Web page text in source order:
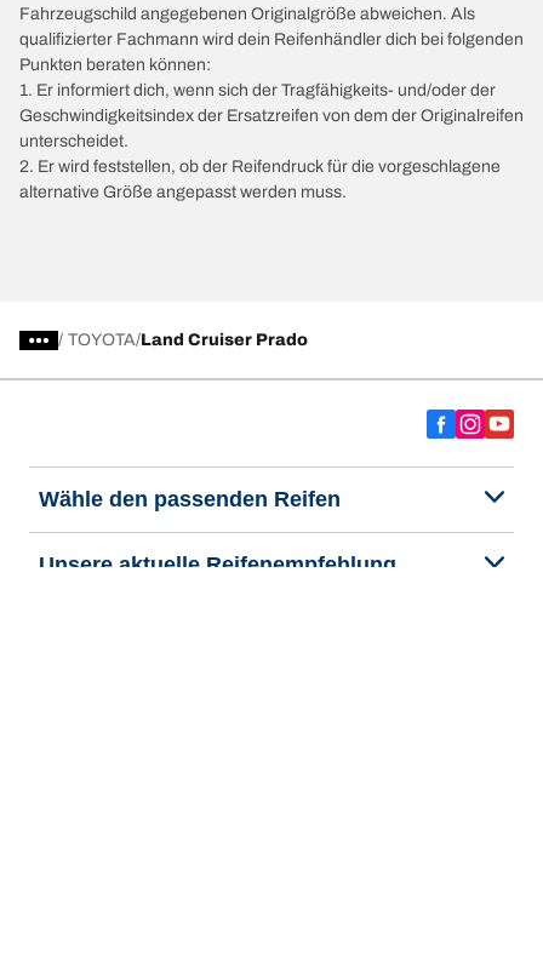
Fahrzeugschild angegebenen Originalgröße abweichen. Als
qualifizierter Fachmann wird dein Reifenhändler dich bei folgenden
Punkten beraten können:
1. Er informiert dich, wenn sich der Tragfähigkeits- und/oder der
Geschwindigkeitsindex der Ersatzreifen von dem der Originalreifen
unterscheidet.
2. Er wird feststellen, ob der Reifendruck für die vorgeschlagene
alternative Größe angepasst werden muss.
/ TOYOTA Land Cruiser Prado
Wähle den passenden Reifen
Unsere aktuelle Reifenempfehlung